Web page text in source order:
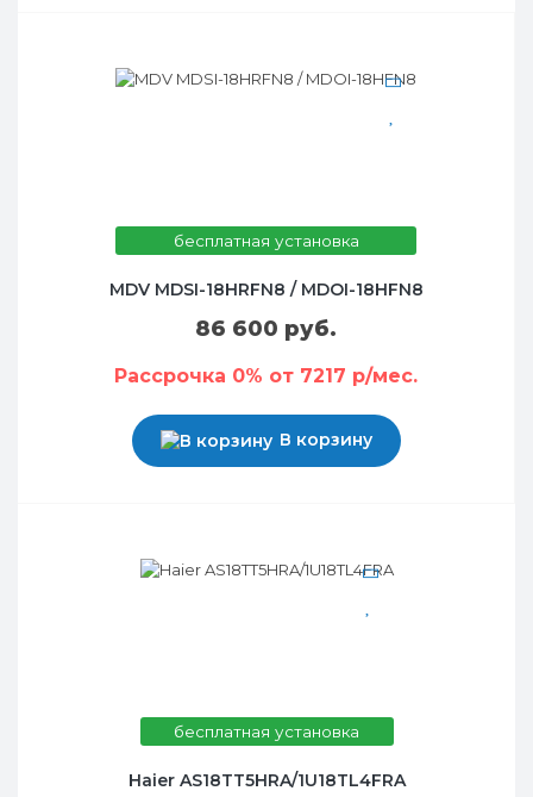
бесплатная установка
MDV MDSI-18HRFN8 / MDOI-18HFN8
86 600 руб.
Рассрочка 0% от 7217 р/мес.
В корзину
бесплатная установка
Haier AS18TT5HRA/1U18TL4FRA